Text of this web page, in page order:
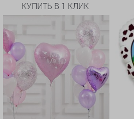
КУПИТЬ В 1 КЛИК